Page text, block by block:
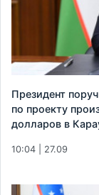
Президент
по проекту
долларов в
10:04 | 27.09